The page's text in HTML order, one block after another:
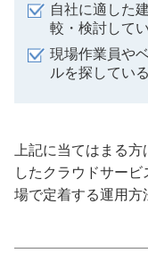
自社に適した
較・検討して
現場作業員や
ルを探してい
上記に当てはまる
したクラウドサー
場で定着する運用方